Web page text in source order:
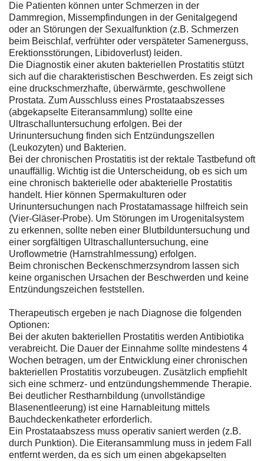
Die Patienten können unter Schmerzen in der
Dammregion, Missempfindungen in der Genitalgegend
oder an Störungen der Sexualfunktion (z.B. Schmerzen
beim Beischlaf, verfrühter oder verspäteter Samenerguss,
Erektionsstörungen, Libidoverlust) leiden.
Die Diagnostik einer akuten bakteriellen Prostatitis stützt
sich auf die charakteristischen Beschwerden. Es zeigt sich
eine druckschmerzhafte, überwärmte, geschwollene
Prostata. Zum Ausschluss eines Prostataabszesses
(abgekapselte Eiteransammlung) sollte eine
Ultraschalluntersuchung erfolgen. Bei der
Urinuntersuchung finden sich Entzündungszellen
(Leukozyten) und Bakterien.
Bei der chronischen Prostatitis ist der rektale Tastbefund oft
unauffällig. Wichtig ist die Unterscheidung, ob es sich um
eine chronisch bakterielle oder abakterielle Prostatitis
handelt. Hier können Spermakulturen oder
Urinuntersuchungen nach Prostatamassage hilfreich sein
(Vier-Gläser-Probe). Um Störungen im Urogenitalsystem
zu erkennen, sollte neben einer Blutbilduntersuchung und
einer sorgfältigen Ultraschalluntersuchung, eine
Uroflowmetrie (Harnstrahlmessung) erfolgen.
Beim chronischen Beckenschmerzsyndrom lassen sich
keine organischen Ursachen der Beschwerden und keine
Entzündungszeichen feststellen.
Therapeutisch ergeben je nach Diagnose die folgenden
Optionen:
Bei der akuten bakteriellen Prostatitis werden Antibiotika
verabreicht. Die Dauer der Einnahme sollte mindestens 4
Wochen betragen, um der Entwicklung einer chronischen
bakteriellen Prostatitis vorzubeugen. Zusätzlich empfiehlt
sich eine schmerz- und entzündungshemmende Therapie.
Bei deutlicher Restharnbildung (unvollständige
Blasenentleerung) ist eine Harnableitung mittels
Bauchdeckenkatheter erforderlich.
Ein Prostataabszess muss operativ saniert werden (z.B.
durch Punktion). Die Eiteransammlung muss in jedem Fall
entfernt werden, da es sich um einen abgekapselten